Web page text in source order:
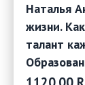
Наталья
жизни.
талант